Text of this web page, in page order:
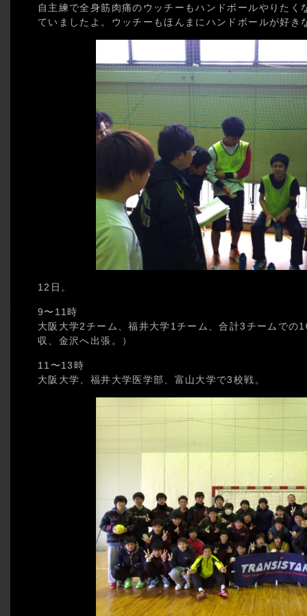
自主練で全身筋肉痛のウッチーもハンドボールやりたく
ていましたよ。ウッチーもほんまにハンドボールが好き
12日。
9〜11時
大阪大学2チーム、福井大学1チーム、合計3チームでの
収、金沢へ出張。）
11〜13時
大阪大学、福井大学医学部、富山大学で3校戦。